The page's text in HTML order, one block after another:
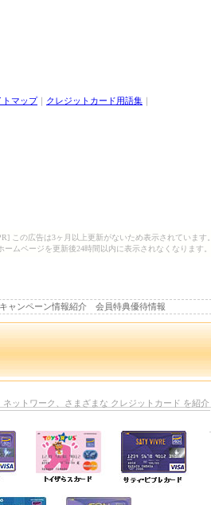
この広告は3ヶ月以上更新がないため表示されています。
ームページを更新後24時間以内に表示されなくなります。
トマップ｜ クレジットカード用語集 ｜
ャンペーン情報紹介 会員特典優待情報
ットワーク、さまざまな クレジットカード を紹介